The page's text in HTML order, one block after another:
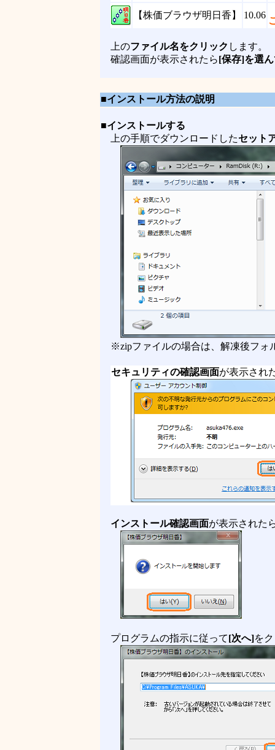
【株価ブラウザ明日香】 10.06
上のファイル名をクリック します。
確認画面が表示されたら[保存]を選
■インストール方法の説明
■インストールする
上の手順でダウンロードしたセット
※zipファイルの場合は、解凍後フォ
セキュリティの確認画面が表示され
インストール確認画面が表示された
プログラムの指示に従って[次へ]を